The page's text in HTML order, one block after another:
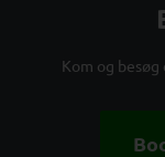
Kom og besøg